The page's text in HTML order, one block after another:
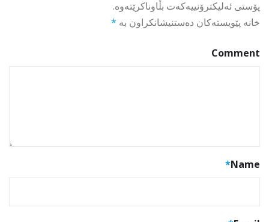
پۆستی ئەلیکترۆنییەکەت بڵاوناکرێتەوە.
خانە پێویستەکان دەستنیشانکراون بە *
Comment
Name
*